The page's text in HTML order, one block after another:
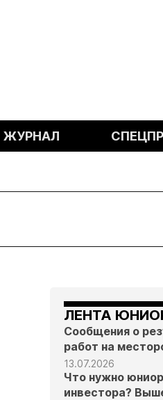
ЖУРНАЛ
ЛЕНТА
Сообщения о
работ на
13.07.2026
Что нужно
инвестора?